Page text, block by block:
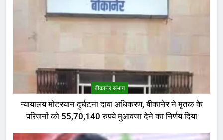
बीकानेर संभाग
न्यायालय मोटरयान दुर्घटना दावा अधिकरण, बीकानेर ने मृतक के
परिजनों को 55,70,140 रुपये मुआवजा देने का निर्णय दिया